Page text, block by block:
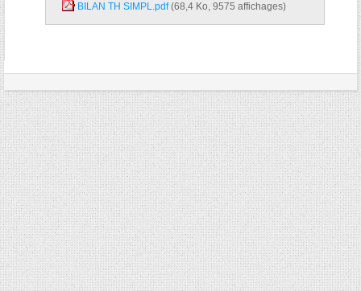
BILAN TH SIMPL.pdf‎ (68,4 Ko, 9575 affichages)